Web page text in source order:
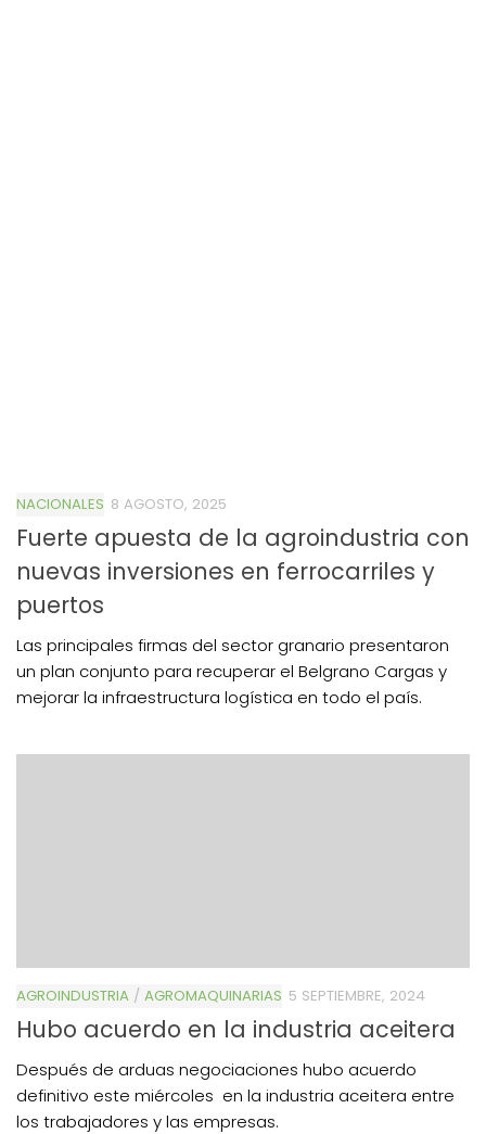
NACIONALES 8 AGOSTO, 2025
Fuerte apuesta de la agroindustria con
nuevas inversiones en ferrocarriles y
puertos
Las principales firmas del sector granario presentaron
un plan conjunto para recuperar el Belgrano Cargas y
mejorar la infraestructura logística en todo el país.
AGROINDUSTRIA / AGROMAQUINARIAS 5 SEPTIEMBRE, 2024
Hubo acuerdo en la industria aceitera
Después de arduas negociaciones hubo acuerdo
definitivo este miércoles en la industria aceitera entre
los trabajadores y las empresas.